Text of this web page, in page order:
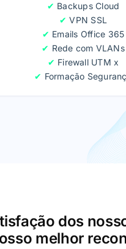
✔ Backups Cloud
✔ VPN SSL
✔ Emails Office 365
✔ Rede com VLANs
✔ Firewall UTM x
✔ Formação
dos
melhor